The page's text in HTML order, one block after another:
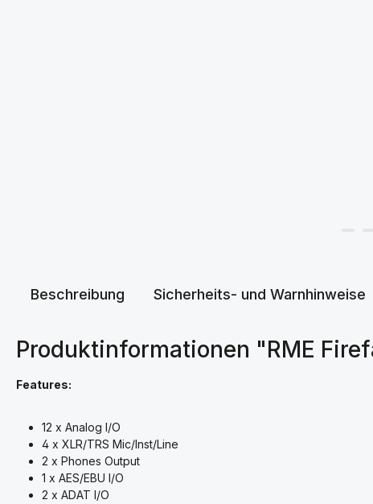
Beschreibung Sicherheits- und Warnhinweise
Produktinformationen "RME
Features:
12 x Analog I/O
4 x XLR/TRS Mic/Inst/Line
2 x Phones Output
1 x AES/EBU I/O
2 x ADAT I/O